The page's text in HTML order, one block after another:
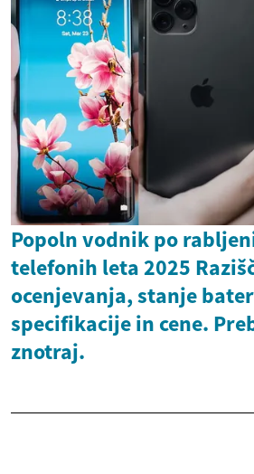
Popoln vodnik po
telefonih leta 2025
ocenjevanja, stanje
specifikacije in cene.
znotraj.